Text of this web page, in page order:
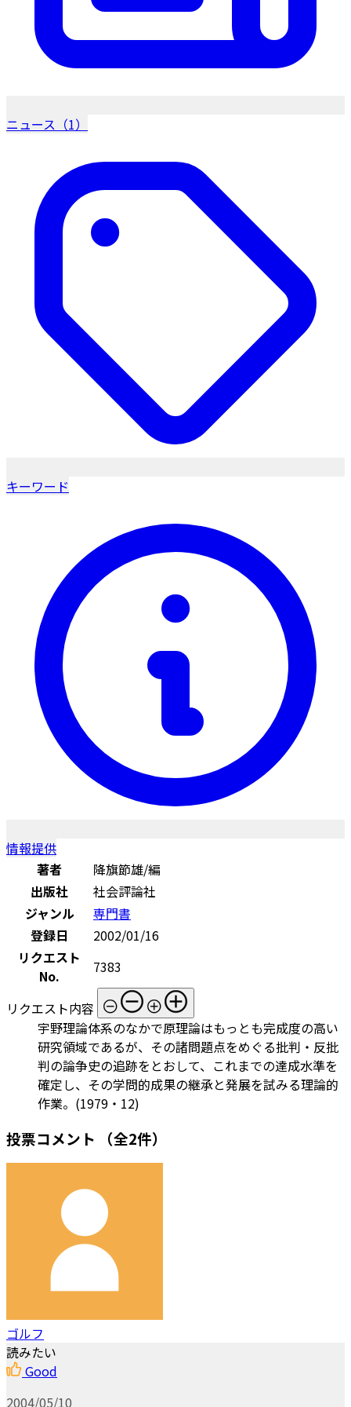
ニュース（1）
キーワード
情報提供
著者
降旗節雄/編
出版社
社会評論社
ジャンル
専門書
登録日
2002/01/16
リクエスト
No.
7383
リクエスト内容
宇野理論体系のなかで原理論はもっとも完成度の高い
研究領域であるが、その諸問題点をめぐる批判・反批
判の論争史の追跡をとおして、これまでの達成水準を
確定し、その学問的成果の継承と発展を試みる理論的
作業。(1979・12)
投票コメント （全2件）
ゴルフ
読みたい
Good
2004/05/10